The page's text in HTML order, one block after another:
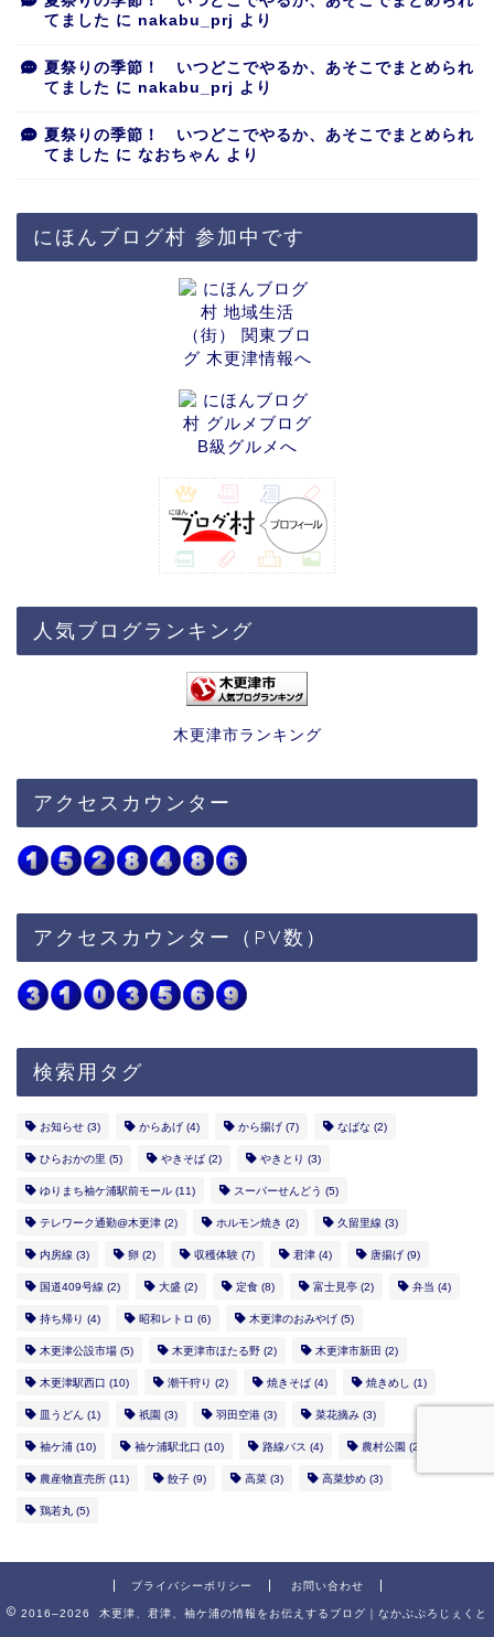
てました に nakabu_prj より
夏祭りの季節！ いつどこでやるか、あそこでまとめられ
てました に nakabu_prj より
夏祭りの季節！ いつどこでやるか、あそこでまとめられ
てました に なおちゃん より
にほんブログ村 参加中です
人気ブログランキング
木更津市ランキング
アクセスカウンター
アクセスカウンター（PV数）
検索用タグ
お知らせ (3) からあげ (4) から揚げ (7) なばな (2)
ひらおかの里 (5) やきそば (2) やきとり (3)
ゆりまち袖ケ浦駅前モール (11) スーパーせんどう (5)
テレワーク通勤@木更津 (2) ホルモン焼き (2) 久留里線 (3)
内房線 (3) 卵 (2) 収穫体験 (7) 君津 (4) 唐揚げ (9)
国道409号線 (2) 大盛 (2) 定食 (8) 富士見亭 (2) 弁当 (4)
持ち帰り (4) 昭和レトロ (6) 木更津のおみやげ (5)
木更津公設市場 (5) 木更津市ほたる野 (2) 木更津市新田 (2)
木更津駅西口 (10) 潮干狩り (2) 焼きそば (4) 焼きめし (1)
皿うどん (1) 祇園 (3) 羽田空港 (3) 菜花摘み (3)
袖ケ浦 (10) 袖ケ浦駅北口 (10) 路線バス (4) 農村公園 (2)
農産物直売所 (11) 餃子 (9) 高菜 (3) 高菜炒め (3)
鶏若丸 (5)
プライバシーポリシー お問い合わせ
2016–2026 木更津、君津、袖ケ浦の情報をお伝えするブログ｜なかぶぷろじぇくと